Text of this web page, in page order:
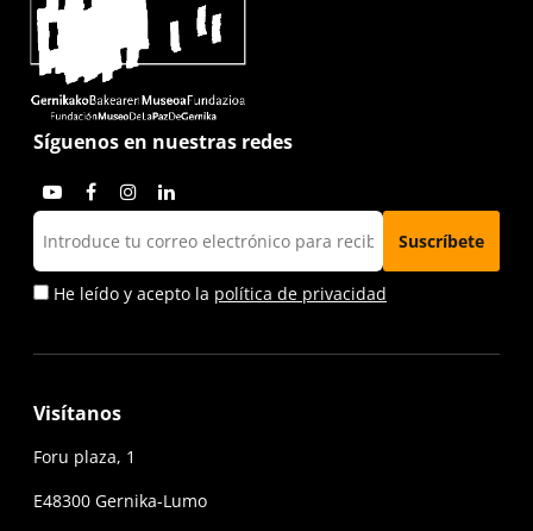
Síguenos en nuestras redes
He leído y acepto la política de privacidad
Visítanos
Foru plaza, 1
E48300 Gernika-Lumo